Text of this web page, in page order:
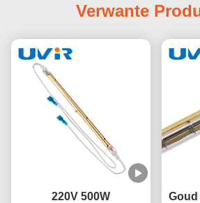
Verwante
220V 500W
Goud